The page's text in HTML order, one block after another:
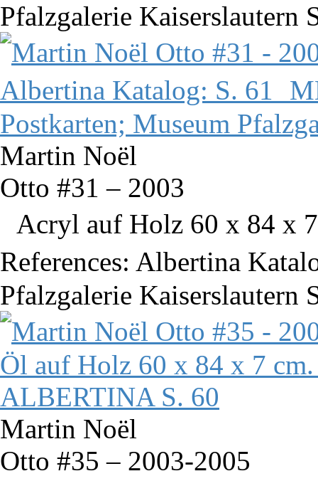
Pfalzgalerie Kaiserslautern
Martin Noël
Otto #31 – 2003
Acryl auf Holz 60 x 84 x
References: Albertina
Pfalzgalerie Kaiserslautern
Martin Noël
Otto #35 – 2003-2005